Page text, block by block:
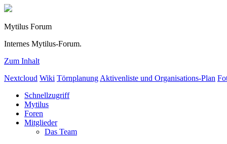
Mytilus Forum
Internes Mytilus-Forum.
Zum Inhalt
Nextcloud Wiki Törnplanung Aktivenliste und Organisations-Plan
Schnellzugriff
Mytilus
Foren
Mitglieder
Das Team